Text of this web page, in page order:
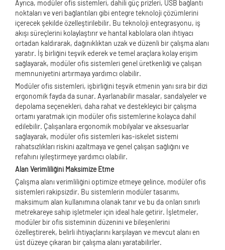
Ayrıca, modüler ofis sistemleri, dahili güç prizleri, USB bağlantı
noktaları ve veri bağlantıları gibi entegre teknoloji çözümlerini
içerecek şekilde özelleştirilebilir. Bu teknoloji entegrasyonu, iş
akışı süreçlerini kolaylaştırır ve hantal kablolara olan ihtiyacı
ortadan kaldırarak, dağınıklıktan uzak ve düzenli bir çalışma alanı
yaratır. İş birliğini teşvik ederek ve temel araçlara kolay erişim
sağlayarak, modüler ofis sistemleri genel üretkenliği ve çalışan
memnuniyetini artırmaya yardımcı olabilir.
Modüler ofis sistemleri, işbirliğini teşvik etmenin yanı sıra bir dizi
ergonomik fayda da sunar. Ayarlanabilir masalar, sandalyeler ve
depolama seçenekleri, daha rahat ve destekleyici bir çalışma
ortamı yaratmak için modüler ofis sistemlerine kolayca dahil
edilebilir. Çalışanlara ergonomik mobilyalar ve aksesuarlar
sağlayarak, modüler ofis sistemleri kas-iskelet sistemi
rahatsızlıkları riskini azaltmaya ve genel çalışan sağlığını ve
refahını iyileştirmeye yardımcı olabilir.
Alan Verimliliğini Maksimize Etme
Çalışma alanı verimliliğini optimize etmeye gelince, modüler ofis
sistemleri rakipsizdir. Bu sistemlerin modüler tasarımı,
maksimum alan kullanımına olanak tanır ve bu da onları sınırlı
metrekareye sahip işletmeler için ideal hale getirir. İşletmeler,
modüler bir ofis sisteminin düzenini ve bileşenlerini
özelleştirerek, belirli ihtiyaçlarını karşılayan ve mevcut alanı en
üst düzeye çıkaran bir çalışma alanı yaratabilirler.